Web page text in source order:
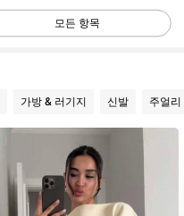
모든 항목
가방 & 러기지 신발 주얼